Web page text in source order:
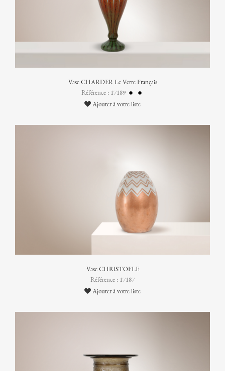
Vase CHARDER Le Verre Français
Référence : 17189
Ajouter à votre liste
Vase CHRISTOFLE
Référence : 17187
Ajouter à votre liste